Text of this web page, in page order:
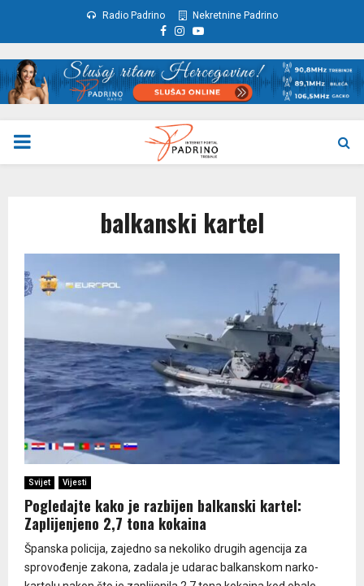
Radio Padrino Nekretnine Padrino
Facebook
Instagram
Youtube
PRIMARY
balkanski kartel
Svijet Vijesti
Pogledajte kako je razbijen balkanski kartel:
Zaplijenjeno 2,7 tona kokaina
Španska policija, zajedno sa nekoliko drugih agencija za
sprovođenje zakona, zadala je udarac balkanskom narko-